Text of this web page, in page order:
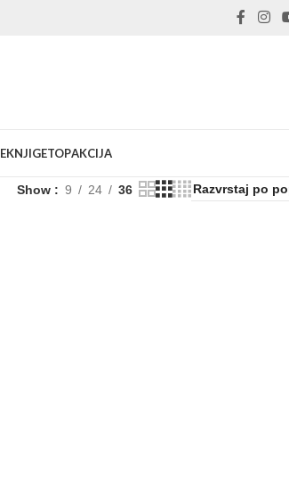
KNJIGETOPAKCIJA
Show 9 24 36